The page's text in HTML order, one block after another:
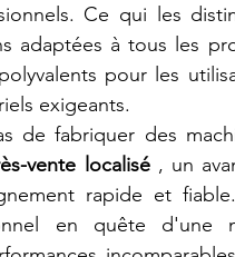
Ce qui les
adaptées à tous les
pour les
exigeants.
de fabriquer des
vente localisé , un
rapide et